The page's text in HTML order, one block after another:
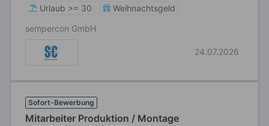
Urlaub >= 30
Weihnachtsgeld
sempercon GmbH
24.07.2026
Sofort-Bewerbung
Mitarbeiter Produktion / Montage